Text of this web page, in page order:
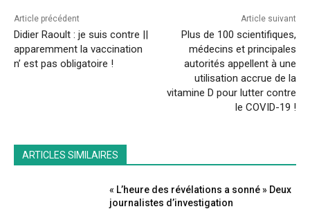
Article précédent
Didier Raoult : je suis contre ||
apparemment la vaccination
n’ est pas obligatoire !
Article suivant
Plus de 100 scientifiques,
médecins et principales
autorités appellent à une
utilisation accrue de la
vitamine D pour lutter contre
le COVID-19 !
ARTICLES SIMILAIRES
« L’heure des révélations a sonné » Deux
journalistes d’investigation